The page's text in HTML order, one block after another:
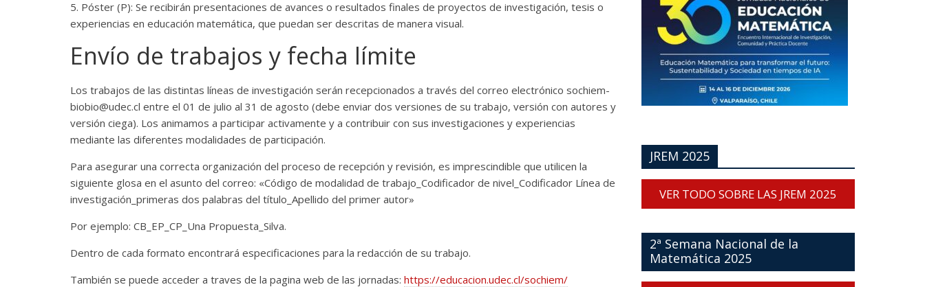
5. Póster (P): Se recibirán presentaciones de avances o resultados finales de proyectos de investigación, tesis o
experiencias en educación matemática, que puedan ser descritas de manera visual.
Envío de trabajos y fecha límite
Los trabajos de las distintas líneas de investigación serán recepcionados a través del correo electrónico sochiem-
biobio@udec.cl entre el 01 de julio al 31 de agosto (debe enviar dos versiones de su trabajo, versión con autores y
versión ciega). Los animamos a participar activamente y a contribuir con sus investigaciones y experiencias
mediante las diferentes modalidades de participación.
Para asegurar una correcta organización del proceso de recepción y revisión, es imprescindible que utilicen la
siguiente glosa en el asunto del correo: «Código de modalidad de trabajo_Codificador de nivel_Codificador Línea de
investigación_primeras dos palabras del título_Apellido del primer autor»
Por ejemplo: CB_EP_CP_Una Propuesta_Silva.
Dentro de cada formato encontrará especificaciones para la redacción de su trabajo.
También se puede acceder a traves de la pagina web de las jornadas: https://educacion.udec.cl/sochiem/
JREM 2025
VER TODO SOBRE LAS JREM 2025
2ª Semana Nacional de la
Matemática 2025